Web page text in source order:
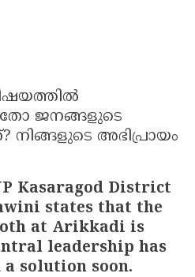
ജനങ്ങളുടെ
അഭിപ്രായം
Kasaragod District
states that the
at Arikkadi is
leadership has
solution soon.